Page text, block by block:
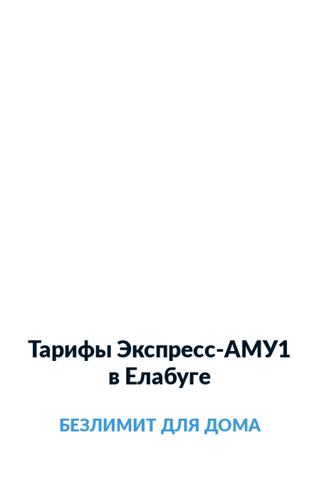
Тарифы Экспресс-АМУ1
в Елабуге
БЕЗЛИМИТ ДЛЯ ДОМА